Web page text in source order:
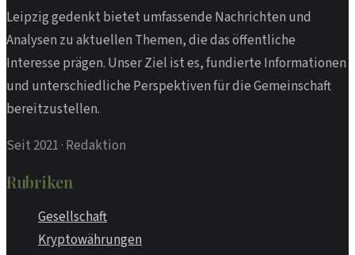
Leipzig gedenkt bietet umfassende Nachrichten und
Analysen zu aktuellen Themen, die das öffentliche
Interesse prägen. Unser Ziel ist es, fundierte Informationen
und unterschiedliche Perspektiven für die Gemeinschaft
bereitzustellen.
Seit 2021 · Redaktion
Rubriken
Gesellschaft
Kryptowährungen